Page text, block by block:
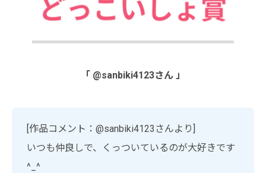
「 @sanbiki4123さん 」
[作品コメント：@sanbiki4123さんより]
いつも仲良しで、くっついているのが大好きです
^_^